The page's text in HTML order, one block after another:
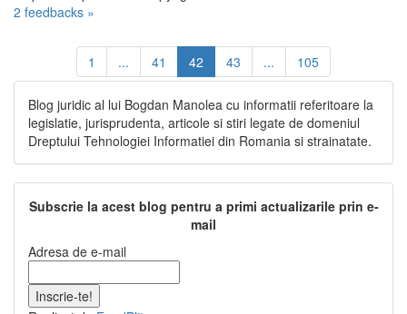
2 feedbacks »
1 ... 41 42 43 ... 105
Blog juridic al lui Bogdan Manolea cu informatii referitoare la
legislatie, jurisprudenta, articole si stiri legate de domeniul
Dreptului Tehnologiei Informatiei din Romania si strainatate.
Subscrie la acest blog pentru a primi actualizarile prin e-
mail
Adresa de e-mail